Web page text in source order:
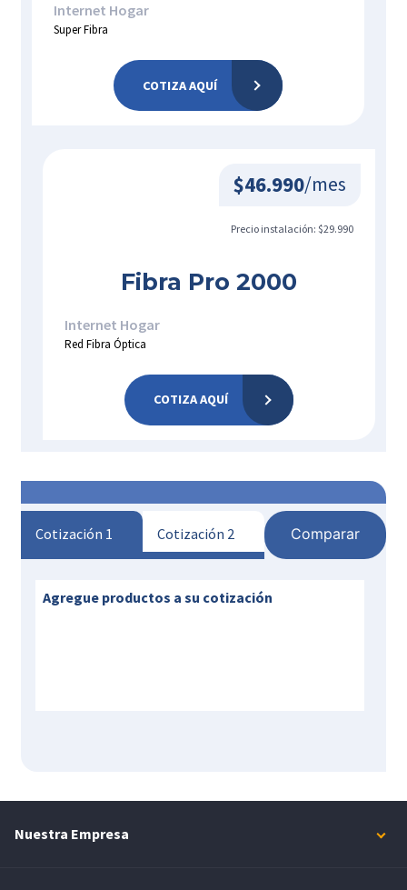
Internet Hogar
Super Fibra
COTIZA AQUÍ
$46.990/mes
Precio instalación: $29.990
Fibra Pro 2000
Internet Hogar
Red Fibra Óptica
COTIZA AQUÍ
Cotización 1 Cotización 2 Comparar
Agregue productos a su cotización
Nuestra Empresa